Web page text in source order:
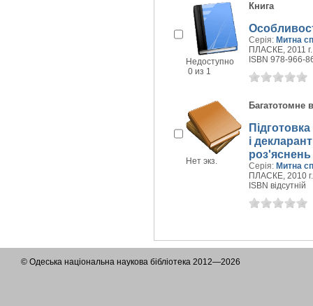
Недоступно
0 из 1
Книга
Серія: Митна
ПЛАСКЕ, 2011 г.
ISBN 978-966-
Нет экз.
Багатотомне
і
роз'яснень
Серія: Митна
ПЛАСКЕ, 2010 г.
ISBN відсутній
© Одеська національна наукова бібліотека 2012—2026